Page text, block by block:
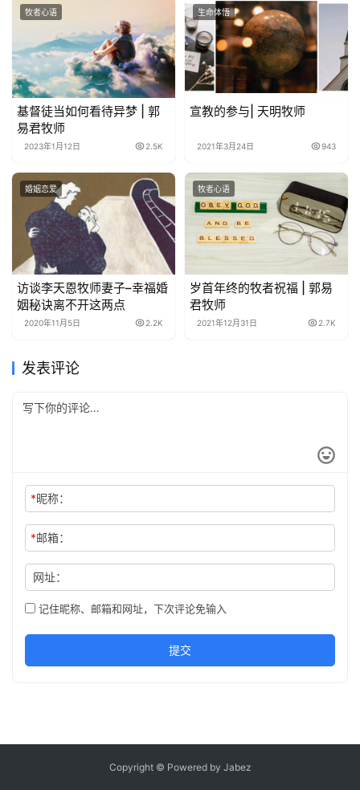
牧者心语
基督徒当如何看待异梦 | 郭
易君牧师
2023年1月12日 2.5K
生命体悟
宣教的参与| 天明牧师
2021年3月24日 943
婚姻恋爱
访谈李天恩牧师妻子–幸福婚
姻秘诀离不开这两点
2020年11月5日 2.2K
牧者心语
岁首年终的牧者祝福 | 郭易
君牧师
2021年12月31日 2.7K
发表评论
*昵称：
*邮箱：
网址：
记住昵称、邮箱和网址，下次评论免输入
提交
Copyright © Powered by Jabez